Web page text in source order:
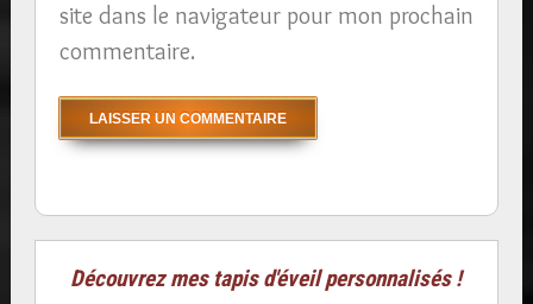
site dans le navigateur pour mon prochain
commentaire.
Découvrez mes tapis d'éveil personnalisés !